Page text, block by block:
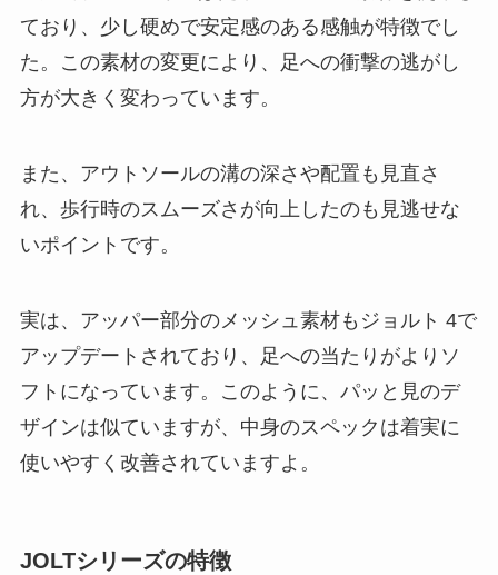
ており、少し硬めで安定感のある感触が特徴でし
た。この素材の変更により、足への衝撃の逃がし
方が大きく変わっています。
また、アウトソールの溝の深さや配置も見直さ
れ、歩行時のスムーズさが向上したのも見逃せな
いポイントです。
実は、アッパー部分のメッシュ素材もジョルト 4で
アップデートされており、足への当たりがよりソ
フトになっています。このように、パッと見のデ
ザインは似ていますが、中身のスペックは着実に
使いやすく改善されていますよ。
JOLTシリーズの特徴